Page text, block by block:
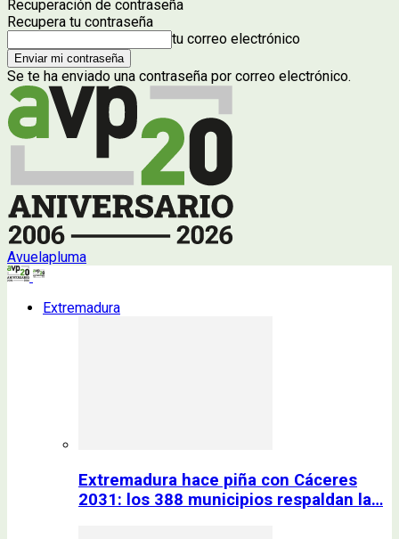
Recuperación de contraseña
Recupera tu contraseña
tu correo electrónico
Se te ha enviado una contraseña por correo electrónico.
Avuelapluma
Extremadura
Extremadura hace piña con Cáceres
2031: los 388 municipios respaldan la…